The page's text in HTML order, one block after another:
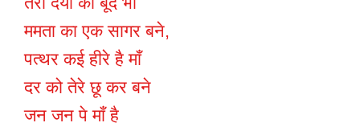
ममता का एक सागर बने,
पत्थर कई हीरे है माँ
दर को तेरे छू कर बने
जन जन पे माँ है